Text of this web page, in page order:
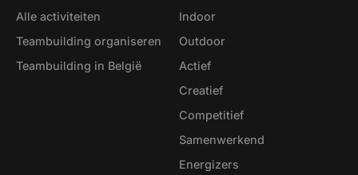
Alle activiteiten
Teambuilding organiseren
Teambuilding in België
Indoor
Outdoor
Actief
Creatief
Competitief
Samenwerkend
Energizers